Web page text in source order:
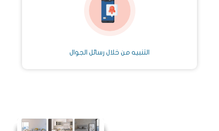
التنبيه من خلال رسائل الجوال